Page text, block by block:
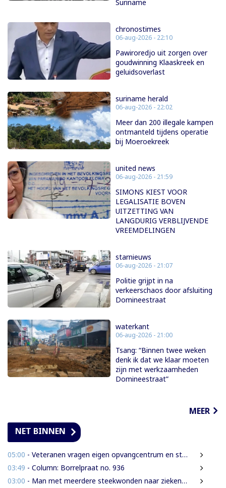
Suriname
chronostimes
06-aug-2026 - 22:10
Pawiroredjo uit zorgen over
goudwinning Klaaskreek en
geluidsoverlast
suriname herald
06-aug-2026 - 22:02
Meer dan 200 illegale kampen
ontmanteld tijdens operatie
bij Moeroekreek
united news
06-aug-2026 - 21:59
SIMONS KIEST VOOR
LEGALISATIE BOVEN
UITZETTING VAN
LANGDURIG VERBLIJVENDE
VREEMDELINGEN
starnieuws
06-aug-2026 - 21:07
Politie grijpt in na
verkeerschaos door afsluiting
Domineestraat
waterkant
06-aug-2026 - 21:00
Tsang: “Binnen twee weken
denk ik dat we klaar moeten
zijn met werkzaamheden
Domineestraat”
MEER
NET BINNEN
05:00 - Veteranen vragen eigen opvangcentrum en structurele steun: ‘Vandaag militair, morgen veteraan’
03:49 - Column: Borrelpraat no. 936
03:00 - Man met meerdere steekwonden naar ziekenhuis na ruzie bij discotheek